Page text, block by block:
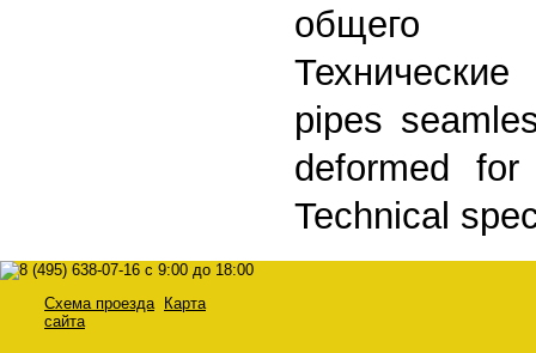
общего
pipes
deformed
Technical
Схема проезда
Карта
сайта